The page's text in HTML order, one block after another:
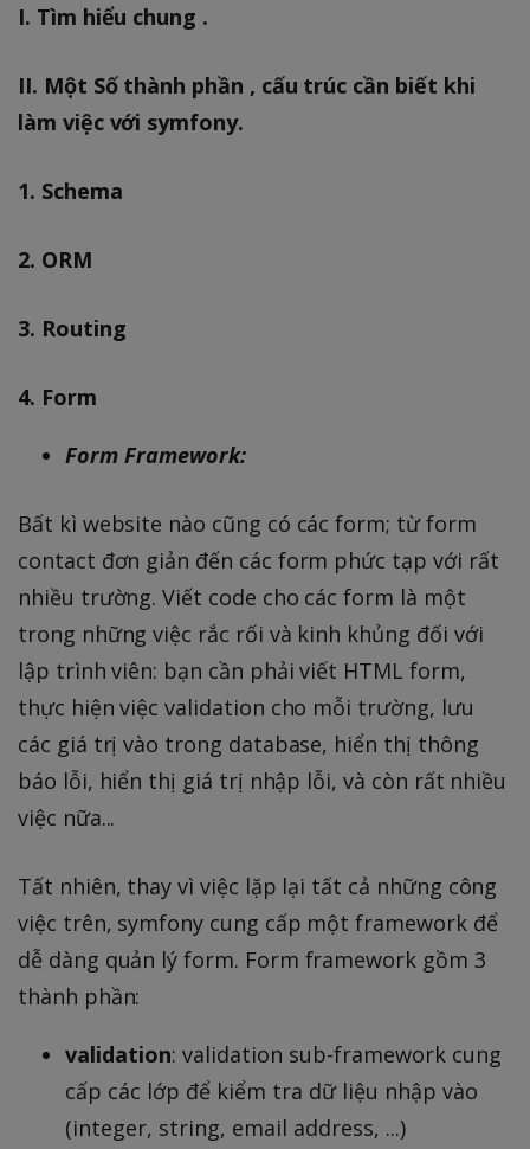
I. Tìm hiểu chung .
II. Một Số thành phần , cấu trúc cần biết khi
làm việc với symfony.
1. Schema
2. ORM
3. Routing
4. Form
Form Framework:
Bất kì website nào cũng có các form; từ form
contact đơn giản đến các form phức tạp với rất
nhiều trường. Viết code cho các form là một
trong những việc rắc rối và kinh khủng đối với
lập trình viên: bạn cần phải viết HTML form,
thực hiện việc validation cho mỗi trường, lưu
các giá trị vào trong database, hiển thị thông
báo lỗi, hiển thị giá trị nhập lỗi, và còn rất nhiều
việc nữa...
Tất nhiên, thay vì việc lặp lại tất cả những công
việc trên, symfony cung cấp một framework để
dễ dàng quản lý form. Form framework gồm 3
thành phần:
validation: validation sub-framework cung
cấp các lớp để kiểm tra dữ liệu nhập vào
(integer, string, email address, ...)